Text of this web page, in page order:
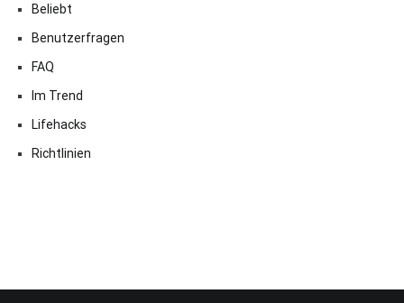
Beliebt
Benutzerfragen
FAQ
Im Trend
Lifehacks
Richtlinien